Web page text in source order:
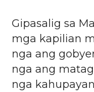
Gipasalig sa
mga kapilian
nga ang
nga ang
nga